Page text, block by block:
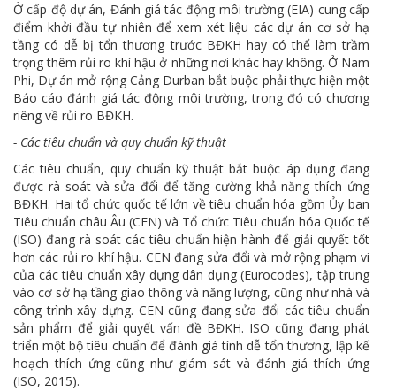
Ở cấp độ dự án, Đánh giá tác động môi trường (EIA) cung cấp
điểm khởi đầu tự nhiên để xem xét liệu các dự án cơ sở hạ
tầng có dễ bị tổn thương trước BĐKH hay có thể làm trầm
trọng thêm rủi ro khí hậu ở những nơi khác hay không. Ở Nam
Phi, Dự án mở rộng Cảng Durban bắt buộc phải thực hiện một
Báo cáo đánh giá tác động môi trường, trong đó có chương
riêng về rủi ro BĐKH.
- Các tiêu chuẩn và quy chuẩn kỹ thuật
Các tiêu chuẩn, quy chuẩn kỹ thuật bắt buộc áp dụng đang
được rà soát và sửa đổi để tăng cường khả năng thích ứng
BĐKH. Hai tổ chức quốc tế lớn về tiêu chuẩn hóa gồm Ủy ban
Tiêu chuẩn châu Âu (CEN) và Tổ chức Tiêu chuẩn hóa Quốc tế
(ISO) đang rà soát các tiêu chuẩn hiện hành để giải quyết tốt
hơn các rủi ro khí hậu. CEN đang sửa đổi và mở rộng phạm vi
của các tiêu chuẩn xây dựng dân dụng (Eurocodes), tập trung
vào cơ sở hạ tầng giao thông và năng lượng, cũng như nhà và
công trình xây dựng. CEN cũng đang sửa đổi các tiêu chuẩn
sản phẩm để giải quyết vấn đề BĐKH. ISO cũng đang phát
triển một bộ tiêu chuẩn để đánh giá tính dễ tổn thương, lập kế
hoạch thích ứng cũng như giám sát và đánh giá thích ứng
(ISO, 2015).